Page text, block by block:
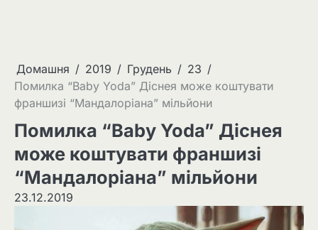
Домашня 2019 Грудень
23
Помилка “Baby Yoda” Діснея може коштувати
франшизі “Мандалоріана” мільйони
Помилка “Baby Yoda” Діснея
може коштувати франшизі
“Мандалоріана” мільйони
23.12.2019